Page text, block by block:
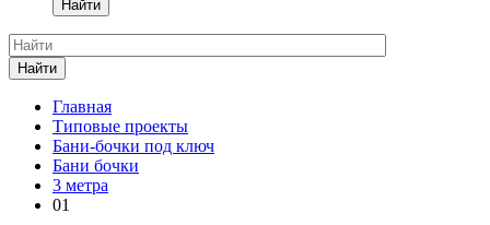
Найти
Найти
Главная
Типовые проекты
Бани-бочки под ключ
Бани бочки
3 метра
01